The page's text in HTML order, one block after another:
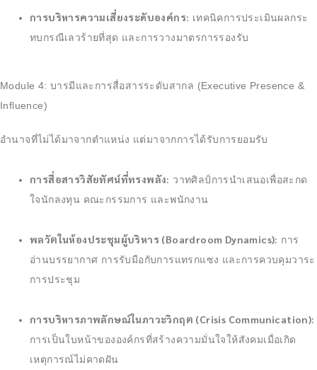
การบริหารความเสี่ยงระดับองค์กร: เทคนิคการประเมินผลกระ
ทบกรณีเลวร้ายที่สุด และการวางมาตรการรองรับ
Module 4: บารมีและการสื่อสารระดับสากล (Executive Presence &
Influence)
อำนาจที่ไม่ได้มาจากตำแหน่ง แต่มาจากการได้รับการยอมรับ
การสื่อสารวิสัยทัศน์ที่ทรงพลัง: วาทศิลป์การนำเสนอเพื่อสะกด
ใจนักลงทุน คณะกรรมการ และพนักงาน
พลวัตในห้องประชุมผู้บริหาร (Boardroom Dynamics): การ
อ่านบรรยากาศ การรับมือกับการแทรกแซง และการควบคุมวาระ
การประชุม
การบริหารภาพลักษณ์ในภาวะวิกฤต (Crisis Communication):
การเป็นใบหน้าขององค์กรที่สร้างความมั่นใจให้สังคมเมื่อเกิด
เหตุการณ์ไม่คาดฝัน